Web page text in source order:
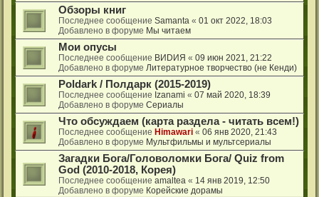
Обзоры книг
Последнее сообщение Samanta « 01 окт 2022, 18:03
Добавлено в форуме Мы читаем
Мои опусы
Последнее сообщение ВИDИЯ « 09 июн 2021, 21:22
Добавлено в форуме Литературное творчество (не Кенди)
Poldark / Полдарк (2015-2019)
Последнее сообщение Izanami « 07 май 2020, 18:39
Добавлено в форуме Сериалы
Что обсуждаем (карта раздела - читать всем!)
Последнее сообщение Himawari « 06 янв 2020, 21:43
Добавлено в форуме Мультфильмы и мультсериалы
Загадки Бога/Головоломки Бога/ Quiz from
God (2010-2018, Корея)
Последнее сообщение amaltea « 14 янв 2019, 12:50
Добавлено в форуме Корейские дорамы